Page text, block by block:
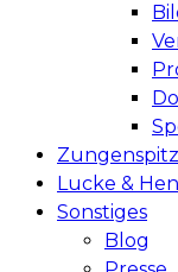
Lucke &
Sonstiges
Blog